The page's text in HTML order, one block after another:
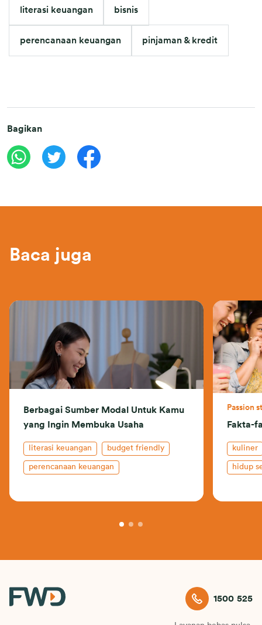
literasi keuangan bisnis
perencanaan keuangan pinjaman & kredit
Bagikan
Baca juga
Berbagai Sumber Modal Untuk Kamu
yang Ingin Membuka Usaha
literasi keuangan budget friendly
perencanaan keuangan
Passion
Fakta-
kuliner
hidup
1500 525